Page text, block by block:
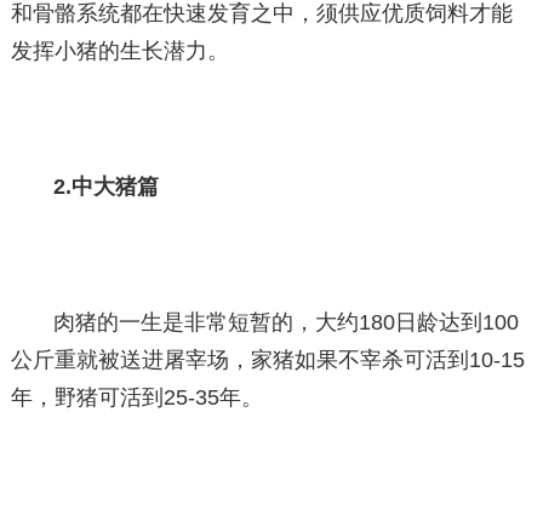
和骨骼系统都在快速发育之中，须供应优质饲料才能
发挥小猪的生长潜力。
2.中大猪篇
肉猪的一生是非常短暂的，大约180日龄达到100
公斤重就被送进屠宰场，家猪如果不宰杀可活到10-15
年，野猪可活到25-35年。